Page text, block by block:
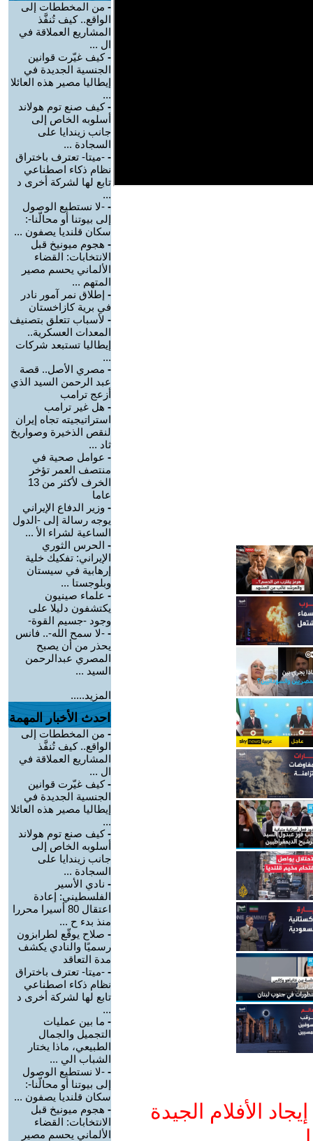
الأفلام الجيدة
- من المخططات إلى
الواقع.. كيف تُنفَّذ
المشاريع العملاقة في
ال ...
-كيف غيّرت قوانين
الجنسية الجديدة في
إيطاليا مصير هذه العائلا
...
-كيف صنع توم هولاند
أسلوبه الخاص إلى
جانب زيندايا على
السجادة ...
- -ميتا- تعترف باختراق
نظام ذكاء اصطناعي
تابع لها لشركة أخرى د
...
- -لا نستطيع الوصول
إلى بيوتنا أو محالّنا-:
سكان قلنديا يصفون ...
- هجوم ميونيخ قبل
الانتخابات: القضاء
الألماني يحسم مصير
المتهم ...
- إطلاق نمر آمور نادر
في برية كازاخستان
- لأسباب تتعلق بتصنيف
المعدات العسكرية..
إيطاليا تستبعد شركات
...
- مصري الأصل.. قصة
عبد الرحمن السيد الذي
أزعج ترامب
- هل غير ترامب
استراتيجيته تجاه إيران
لنقص الذخيرة وصواريخ
ثاد ...
- عوامل صحية في
منتصف العمر تؤخر
الخرف لأكثر من 13
عاما
- وزير الدفاع الإيراني
يوجه رسالة إلى -الدول
الساعية لشراء الأ ...
- الحرس الثوري
الإيراني: تفكيك خلية
إرهابية في سيستان
وبلوجستا ...
- علماء صينيون
يكتشفون دليلا على
وجود -جسيم القوة-
- -لا سمح الله-.. فانس
يحذر من أن يصبح
المصري عبدالرحمن
السيد ...
المزيد.....
احدث الأخبار المهمة
- من المخططات إلى
الواقع.. كيف تُنفَّذ
المشاريع العملاقة في
ال ...
-كيف غيّرت قوانين
الجنسية الجديدة في
إيطاليا مصير هذه العائلا
...
-كيف صنع توم هولاند
أسلوبه الخاص إلى
جانب زيندايا على
السجادة ...
- نادي الأسير
الفلسطيني: إعادة
اعتقال 80 أسيرا محررا
منذ بدء ح ...
- صلاح يوقّع لطرابزون
رسميًا والنادي يكشف
مدة التعاقد
- -ميتا- تعترف باختراق
نظام ذكاء اصطناعي
تابع لها لشركة أخرى د
...
- ما بين عمليات
التجميل والجمال
الطبيعي، ماذا يختار
الشباب الي ...
- -لا نستطيع الوصول
إلى بيوتنا أو محالّنا-:
سكان قلنديا يصفون ...
- هجوم ميونيخ قبل
الانتخابات: القضاء
الألماني يحسم مصير